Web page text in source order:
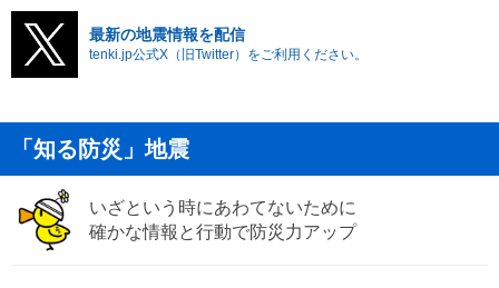
最新の地震情報を配信
tenki.jp公式X（旧Twitter）をご利用ください。
「知る防災」地震
いざという時にあわてないために
確かな情報と行動で防災力アップ